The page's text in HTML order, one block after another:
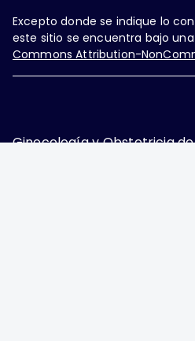
Excepto donde se indique lo
este sitio se encuentra bajo una
Commons Attribution-
Ginecología y Obstetricia